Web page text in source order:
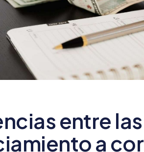
entre
a